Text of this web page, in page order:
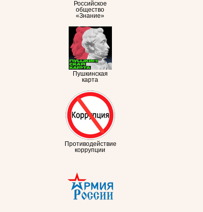
Российское
общество
«Знание»
Пушкинская
карта
Противодействие
коррупции